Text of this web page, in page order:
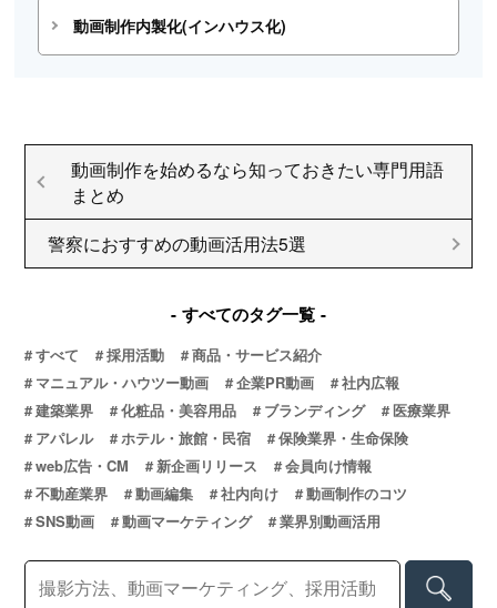
動画制作内製化(インハウス化)
動画制作を始めるなら知っておきたい専門用語
まとめ
警察におすすめの動画活用法5選
すべてのタグ一覧
すべて 採用活動
商品・サービス紹介
マニュアル・ハウツー動画
企業PR動画
社内広報
建築業界
化粧品・美容用品 ブランディング
医療業界
アパレル
ホテル・旅館・民宿
保険業界・生命保険
web広告・CM
新企画リリース
会員向け情報
不動産業界
動画編集 社内向け
動画制作のコツ
SNS動画
動画マーケティング 業界別動画活用